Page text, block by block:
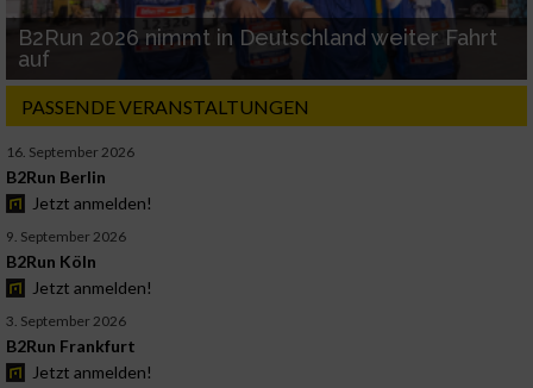
B2Run 2026 nimmt in Deutschland weiter Fahrt
auf
PASSENDE VERANSTALTUNGEN
16. September 2026
B2Run Berlin
Jetzt anmelden!
9. September 2026
B2Run Köln
Jetzt anmelden!
3. September 2026
B2Run Frankfurt
Jetzt anmelden!